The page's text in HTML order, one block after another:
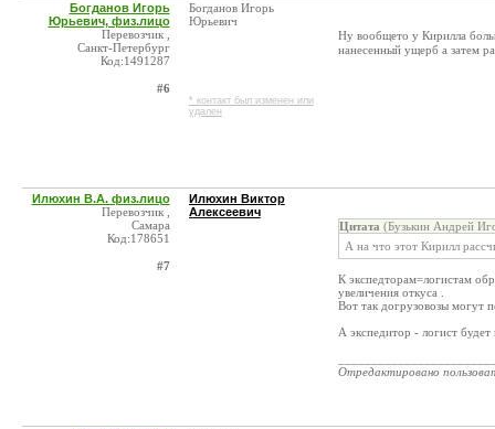
Богданов Игорь
Юрьевич, физ.лицо
Перевозчик ,
Санкт-Петербург
Код:1491287
#6
Богданов Игорь
Юрьевич
* контакт был изменен или
удален
Ну вообщето у Кирилла
нанесенный ущерб а затем
Илюхин В.А. физ.лицо
Перевозчик ,
Самара
Код:178651
#7
Илюхин Виктор
Алексеевич
Цитата (Бузькин Андрей
А на что этот Кирилл
К экспедторам=логистам
увеличения откуса .
Вот так догрузовозы могут
А экспедитор - логист будет
Отредактировано